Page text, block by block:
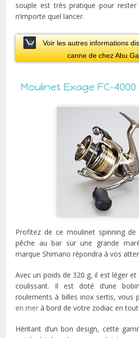
souple est très pratique pour rester
n’importe quel lancer.
Voir les autres informations
canne de chez Abu
Moulinet Exage FC-4000
Profitez de ce moulinet spinning
pêche au bar sur une grande
marque Shimano répondra à vos
Avec un poids de 320 g, il est léger
coulissant. Il est doté d’une
roulements à billes inox sertis, vous
en mer à bord de votre zodiac en
Héritant d’un bon design, cette